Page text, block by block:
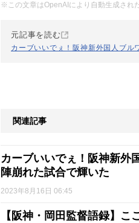
※この文章はOpenAIにより自動生成され
元記事を読む
カーブいいでぇ！阪神新外国人ブ
関連記事
カーブいいでぇ！阪神新
陣崩れた試合で輝いた
2023年8月16日 06:45
【阪神・岡田監督語録】